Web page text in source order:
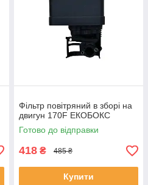
Фільтр повітряний в зборі на
двигун 170F ЕКОБОКС
Готово до відправки
418 ₴ 485 ₴
Купити